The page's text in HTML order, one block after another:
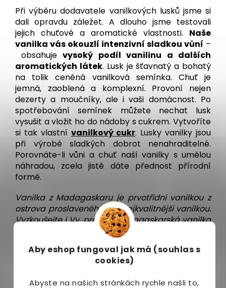
Aby eshop fungoval jak má (souhlas s
cookies)
Abyste na našich stránkách rychle našli to,
Při výběru dodavatele vanilkových lusků jsme si
dali opravdu záležet. A dlouho jsme testovali
jejich chuťové a aromatické vlastnosti. Naše
vanilka vás okouzlí intenzivní sladkou vůní –
obsahuje vysoký podíl vanilinu a dalších
aromatických látek. Lusk je šťavnatý a bohatý
na tolik ceněná vanilková semínka. Chuť je
jemná, zaoblená a komplexní. Provoní nejen
dezerty a moučníky, ale i vaši domácnost. Po
spotřebování semínek můžete nechat lusk
vysušit a vložit ho do nádoby s cukrem. Vytvoříte
si tak vlastní vanilkový cukr. Lusky vanilky jsou
při výrobě sladkých dobrot nenahraditelné.
Porovnáte-li vůni a chuť naší vanilky s umělou
náhradou, zcela jistě dáte přednost přírodní
formě.
Vanilka z Madagaskaru je prvotřídní vanilkou z
ostrova proslaveného tou nejkvalitnější vanilkou.
Vyzkoušejte i Vy, proč je madagaskarská vanilka
právem považována za nejkvalitnější na světě.
Vanilka z Madagaskaru vyniká intenzivní vůní a
vysokým obsahem vlhkosti, který je zárukou
čerstvosti a kvality vanilky. Patří k nejlepší vanilce